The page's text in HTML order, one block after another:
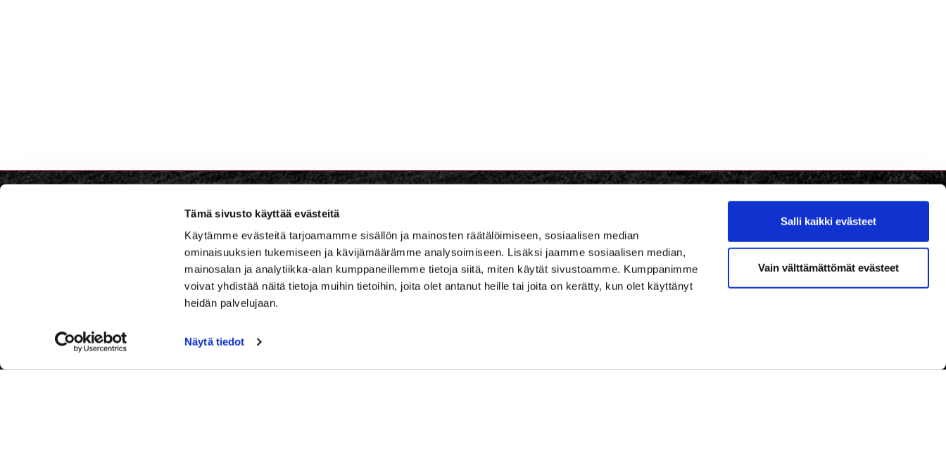
Tämä sivusto käyttää evästeitä
Käytämme evästeitä tarjoamamme sisällön ja mainosten räätälöimiseen, sosiaalisen median
ominaisuuksien tukemiseen ja kävijämäärämme analysoimiseen. Lisäksi jaamme sosiaalisen median,
mainosalan ja analytiikka-alan kumppaneillemme tietoja siitä, miten käytät sivustoamme. Kumppanimme
voivat yhdistää näitä tietoja muihin tietoihin, joita olet antanut heille tai joita on kerätty, kun olet käyttänyt
heidän palvelujaan.
Näytä tiedot
Salli kaikki evästeet
Vain välttämättömät evästeet
puhelun hinta 0,44 €/min+ppm.
Iitti Golf Niskaportti
Iitintie 684, 47400 Kausala
Caddiemaster